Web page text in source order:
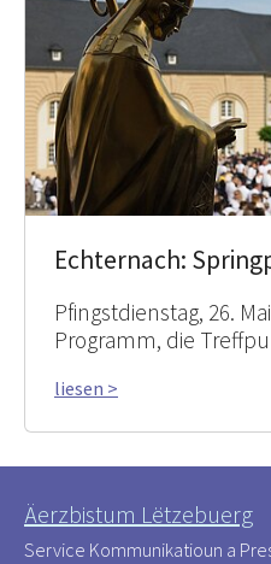
Echternach:
Pfingstdienstag, 26.
Programm, die
liesen >
Äerzbistum Lëtzebuerg
Service Kommunikatioun a